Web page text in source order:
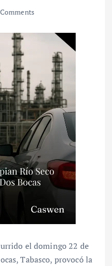
el domingo 22 de
Tabasco, provocó la